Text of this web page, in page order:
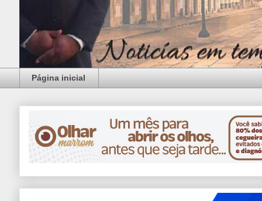
Página inicial